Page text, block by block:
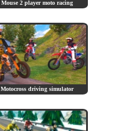
Mouse 2 player moto racing
Motocross driving simulator